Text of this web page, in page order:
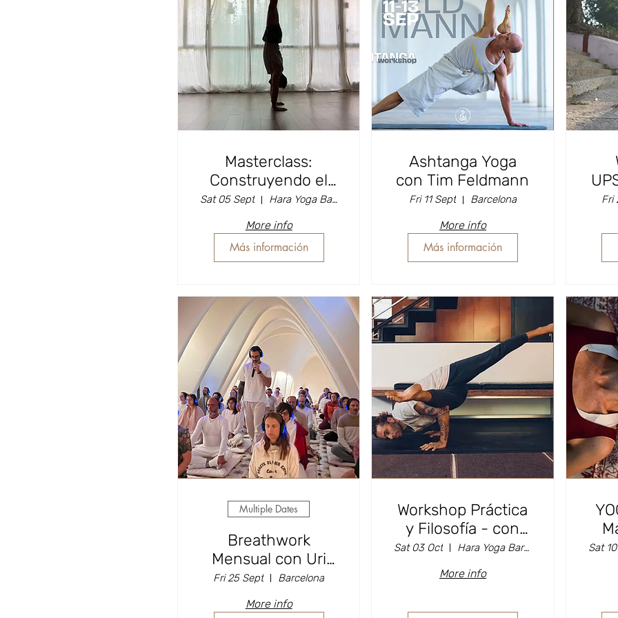
Masterclass:
Construyendo el
Handstand - con
David Gimeno
Sat 05 Sept Hara Yoga Barcelona
More info
Más información
Ashtanga Yoga
con Tim Feldmann
Fri 11 Sept Barcelona
More info
Más información
Fri
Multiple Dates
Breathwork
Mensual con Uri
Imperial
Fri 25 Sept Barcelona
More info
Workshop Práctica
y Filosofía - con
Borja Carbó
Sat 03 Oct Hara Yoga Barcelona
More info
Sat